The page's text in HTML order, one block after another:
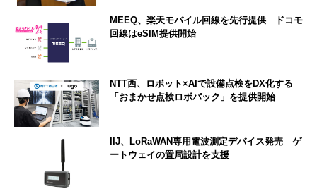
MEEQ、楽天モバイル回線を先行提供 ドコモ
回線はeSIM提供開始
NTT西、ロボット×AIで設備点検をDX化する
「おまかせ点検ロボパック」を提供開始
IIJ、LoRaWAN専用電波測定デバイス発売 ゲ
ートウェイの置局設計を支援